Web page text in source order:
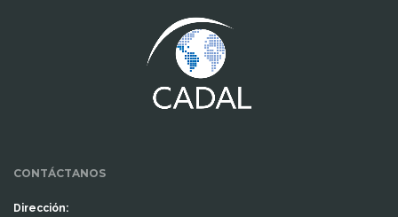
CONTÁCTANOS
Dirección: